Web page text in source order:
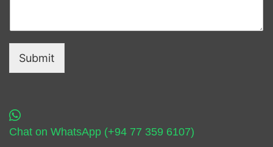
Submit
Chat on WhatsApp (+94 77 359 6107)